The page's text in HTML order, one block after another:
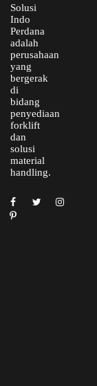
Solusi
Indo
Perdana
adalah
perusahaan
yang
bergerak
di
bidang
penyediaan
forklift
dan
solusi
material
handling.